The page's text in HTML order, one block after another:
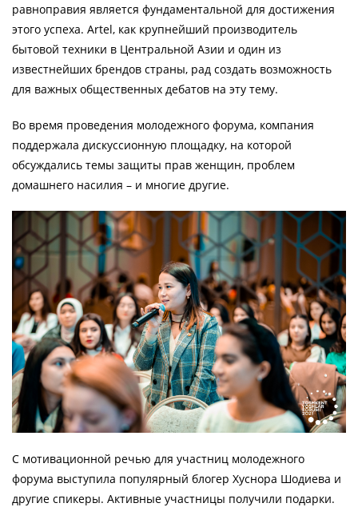
равноправия является фундаментальной для достижения
этого успеха. Artel, как крупнейший производитель
бытовой техники в Центральной Азии и один из
известнейших брендов страны, рад создать возможность
для важных общественных дебатов на эту тему.
Во время проведения молодежного форума, компания
поддержала дискуссионную площадку, на которой
обсуждались темы защиты прав женщин, проблем
домашнего насилия – и многие другие.
С мотивационной речью для участниц молодежного
форума выступила популярный блогер Хуснора Шодиева и
другие спикеры. Активные участницы получили подарки.